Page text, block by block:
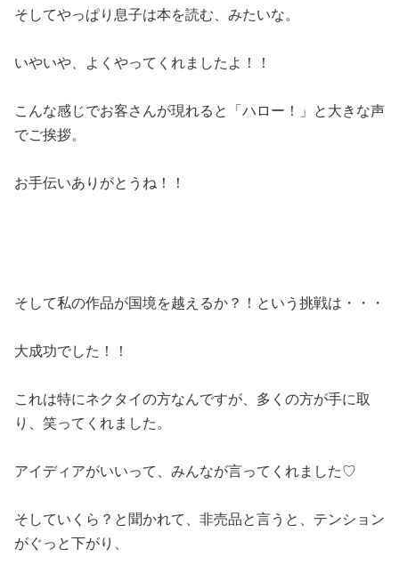
そしてやっぱり息子は本を読む、みたいな。
いやいや、よくやってくれましたよ！！
こんな感じでお客さんが現れると「ハロー！」と大きな声
でご挨拶。
お手伝いありがとうね！！
そして私の作品が国境を越えるか？！という挑戦は・・・
大成功でした！！
これは特にネクタイの方なんですが、多くの方が手に取
り、笑ってくれました。
アイディアがいいって、みんなが言ってくれました♡
そしていくら？と聞かれて、非売品と言うと、テンション
がぐっと下がり、